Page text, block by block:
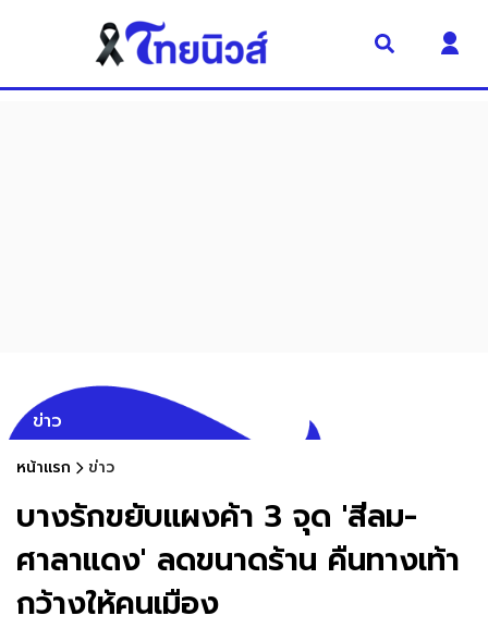
ข่าว
หน้าแรก ข่าว
บางรักขยับแผงค้า 3 จุด 'สีลม-
ศาลาแดง' ลดขนาดร้าน คืนทางเท้า
กว้างให้คนเมือง